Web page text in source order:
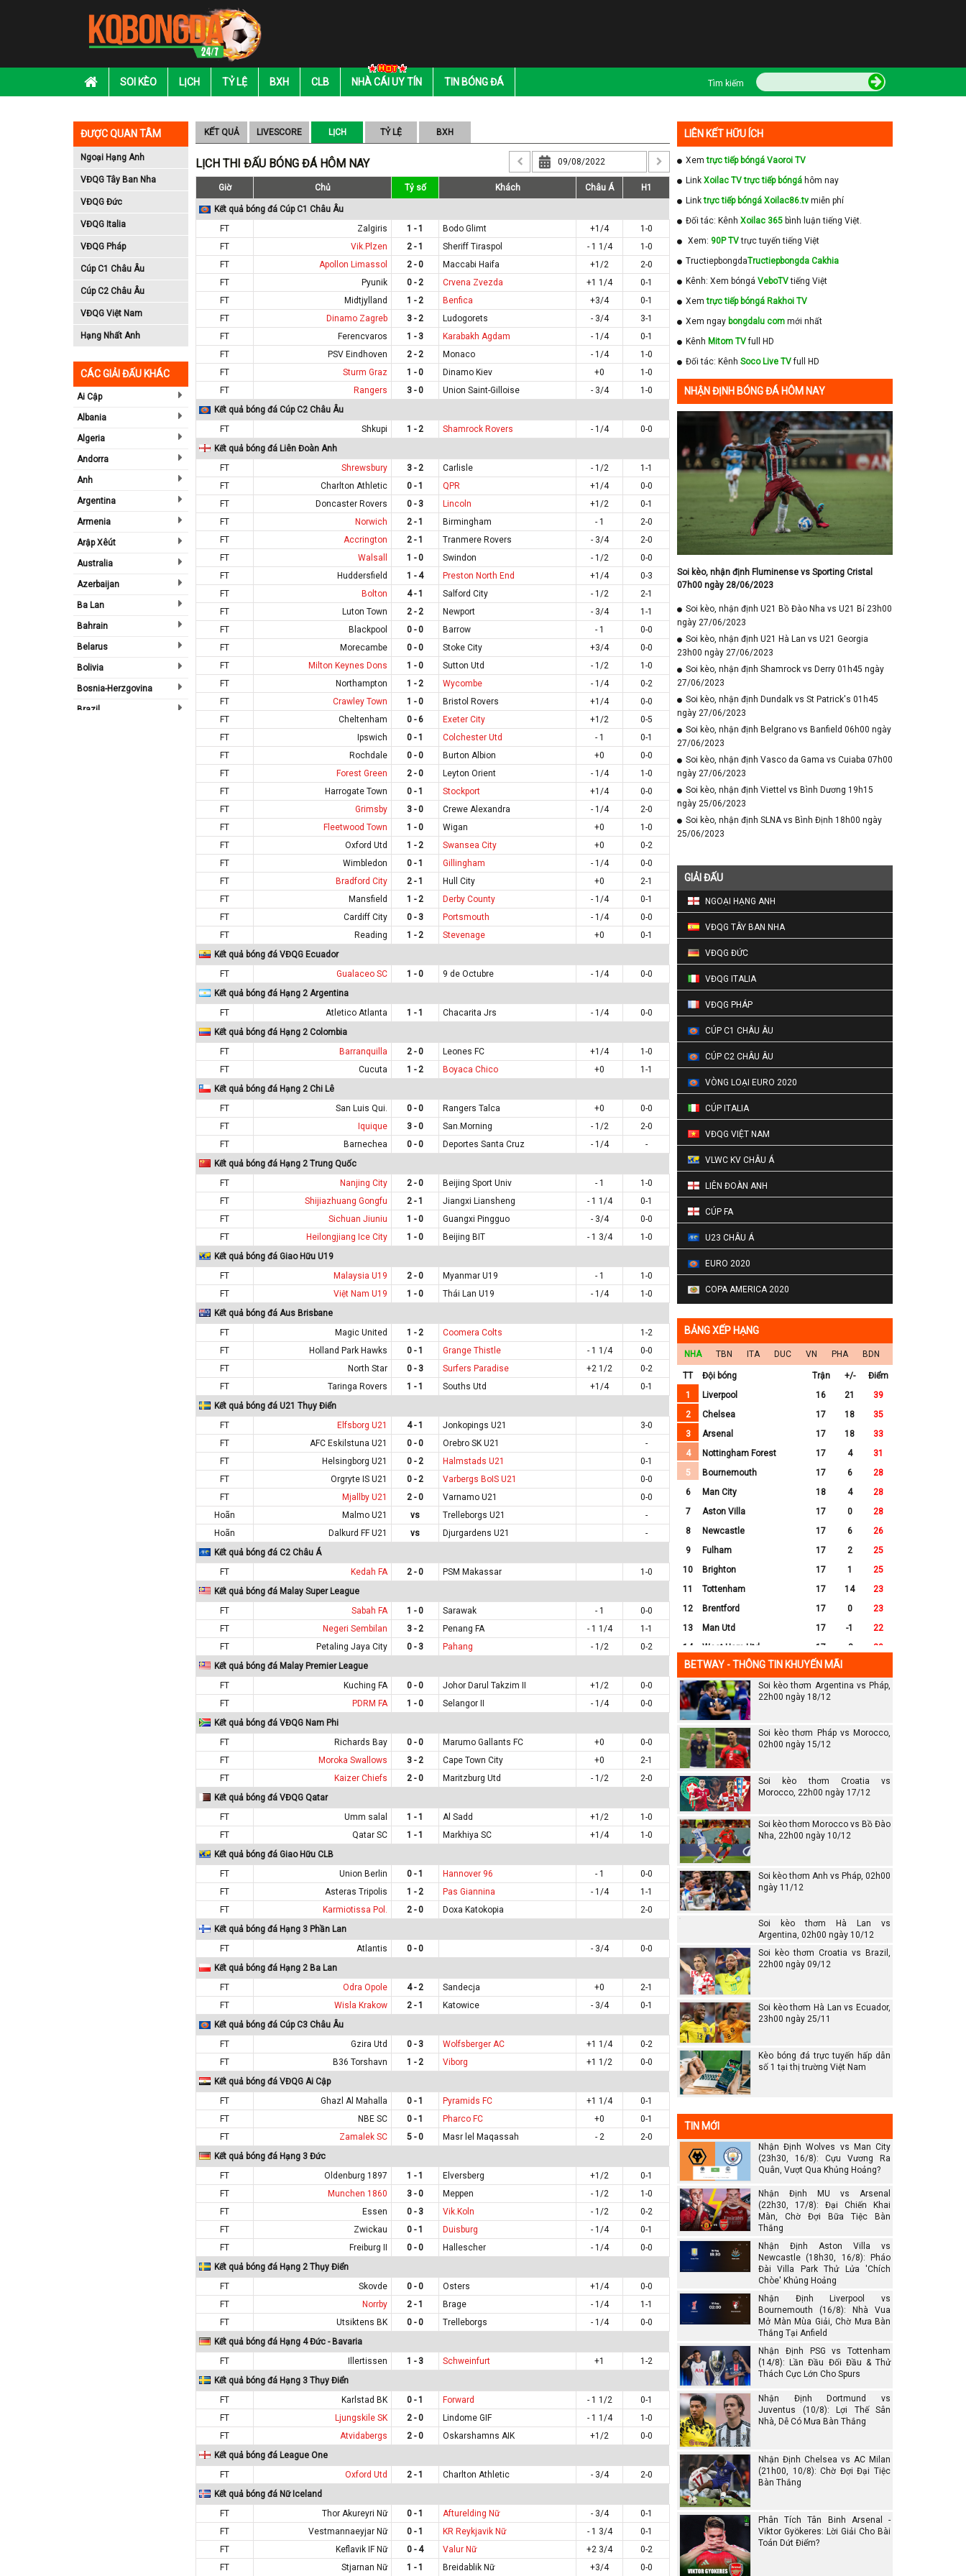
SOI KÈO LỊCH TỶ LỆ BXH CLB NHÀ CÁI UY TÍN TIN BÓNG ĐÁ Tìm kiếm
ĐƯỢC QUAN TÂM
Ngoại Hạng Anh
VĐQG Tây Ban Nha
VĐQG Đức
VĐQG Italia
VĐQG Pháp
Cúp C1 Châu Âu
Cúp C2 Châu Âu
VĐQG Việt Nam
Hạng Nhất Anh
CÁC GIẢI ĐẤU KHÁC
Ai Cập
Albania
Algeria
Andorra
Anh
Argentina
Armenia
Arập Xêút
Australia
Azerbaijan
Ba Lan
Bahrain
Belarus
Bolivia
Bosnia-Herzgovina
Brazil
KẾT QUẢ LIVESCORE LỊCH TỶ LỆ BXH
LỊCH THI ĐẤU BÓNG ĐÁ HÔM NAY
Giờ Chủ Tỷ số Khách Châu Á H1
Kết quả bóng đá Cúp C1 Châu Âu
FT
Zalgiris 1 - 1 Bodo Glimt +1/4
1-0
FT
Vik.Plzen 2 - 1 Sheriff Tiraspol - 1 1/4
1-0
FT
Apollon Limassol 2 - 0 Maccabi Haifa +1/2
2-0
FT
Pyunik 0 - 2 Crvena Zvezda +1 1/4
0-1
FT
Midtjylland 1 - 2 Benfica +3/4
0-1
FT
Dinamo Zagreb 3 - 2 Ludogorets - 3/4
3-1
FT
Ferencvaros 1 - 3 Karabakh Agdam - 1/4
0-1
FT
PSV Eindhoven 2 - 2 Monaco - 1/4
1-0
FT
Sturm Graz 1 - 0 Dinamo Kiev +0
1-0
FT
Rangers 3 - 0 Union Saint-Gilloise - 3/4
1-0
Kết quả bóng đá Cúp C2 Châu Âu
FT
Shkupi 1 - 2 Shamrock Rovers - 1/4
0-0
Kết quả bóng đá Liên Đoàn Anh
FT
Shrewsbury 3 - 2 Carlisle - 1/2
1-1
FT
Charlton Athletic 0 - 1 QPR +1/4
0-0
FT
Doncaster Rovers 0 - 3 Lincoln +1/2
0-1
FT
Norwich 2 - 1 Birmingham - 1
2-0
FT
Accrington 2 - 1 Tranmere Rovers - 3/4
2-0
FT
Walsall 1 - 0 Swindon - 1/2
0-0
FT
Huddersfield 1 - 4 Preston North End +1/4
0-3
FT
Bolton 4 - 1 Salford City - 1/2
2-1
FT
Luton Town 2 - 2 Newport - 3/4
1-1
FT
Blackpool 0 - 0 Barrow - 1
0-0
FT
Morecambe 0 - 0 Stoke City +3/4
0-0
FT
Milton Keynes Dons 1 - 0 Sutton Utd - 1/2
1-0
FT
Northampton 1 - 2 Wycombe - 1/4
0-2
FT
Crawley Town 1 - 0 Bristol Rovers +1/4
0-0
FT
Cheltenham 0 - 6 Exeter City +1/2
0-5
FT
Ipswich 0 - 1 Colchester Utd - 1
0-1
FT
Rochdale 0 - 0 Burton Albion +0
0-0
FT
Forest Green 2 - 0 Leyton Orient - 1/4
1-0
FT
Harrogate Town 0 - 1 Stockport +1/4
0-0
FT
Grimsby 3 - 0 Crewe Alexandra - 1/4
2-0
FT
Fleetwood Town 1 - 0 Wigan +0
1-0
FT
Oxford Utd 1 - 2 Swansea City +0
0-2
FT
Wimbledon 0 - 1 Gillingham - 1/4
0-0
FT
Bradford City 2 - 1 Hull City +0
2-1
FT
Mansfield 1 - 2 Derby County - 1/4
0-1
FT
Cardiff City 0 - 3 Portsmouth - 1/4
0-0
FT
Reading 1 - 2 Stevenage +0
0-1
Kết quả bóng đá VĐQG Ecuador
FT
Gualaceo SC 1 - 0 9 de Octubre - 1/4
0-0
Kết quả bóng đá Hạng 2 Argentina
FT
Atletico Atlanta 1 - 1 Chacarita Jrs - 1/4
0-0
Kết quả bóng đá Hạng 2 Colombia
FT
Barranquilla 2 - 0 Leones FC +1/4
1-0
FT
Cucuta 1 - 2 Boyaca Chico +0
1-1
Kết quả bóng đá Hạng 2 Chi Lê
FT
San Luis Qui. 0 - 0 Rangers Talca +0
0-0
FT
Iquique 3 - 0 San.Morning - 1/2
2-0
FT
Barnechea 0 - 0 Deportes Santa Cruz - 1/4
-
Kết quả bóng đá Hạng 2 Trung Quốc
FT
Nanjing City 2 - 0 Beijing Sport Univ - 1
1-0
FT
Shijiazhuang Gongfu 2 - 1 Jiangxi Liansheng - 1 1/4
0-1
FT
Sichuan Jiuniu 1 - 0 Guangxi Pingguo - 3/4
0-0
FT
Heilongjiang Ice City 1 - 0 Beijing BIT - 1 3/4
1-0
Kết quả bóng đá Giao Hữu U19
FT
Malaysia U19 2 - 0 Myanmar U19 - 1
1-0
FT
Việt Nam U19 1 - 0 Thái Lan U19 - 1/4
1-0
Kết quả bóng đá Aus Brisbane
FT
Magic United 1 - 2 Coomera Colts
1-2
FT
Holland Park Hawks 0 - 1 Grange Thistle - 1 1/4
0-0
FT
North Star 0 - 3 Surfers Paradise +2 1/2
0-2
FT
Taringa Rovers 1 - 1 Souths Utd +1/4
0-1
Kết quả bóng đá U21 Thụy Điển
FT
Elfsborg U21 4 - 1 Jonkopings U21
3-0
FT
AFC Eskilstuna U21 0 - 0 Orebro SK U21
-
FT
Helsingborg U21 0 - 2 Halmstads U21
0-1
FT
Orgryte IS U21 0 - 2 Varbergs BoIS U21
0-0
FT
Mjallby U21 2 - 0 Varnamo U21
0-0
Hoãn
Malmo U21 vs Trelleborgs U21
-
Hoãn
Dalkurd FF U21 vs Djurgardens U21
-
Kết quả bóng đá C2 Châu Á
FT
Kedah FA 2 - 0 PSM Makassar
1-0
Kết quả bóng đá Malay Super League
FT
Sabah FA 1 - 0 Sarawak - 1
0-0
FT
Negeri Sembilan 3 - 2 Penang FA - 1 1/4
1-1
FT
Petaling Jaya City 0 - 3 Pahang - 1/2
0-2
Kết quả bóng đá Malay Premier League
FT
Kuching FA 0 - 0 Johor Darul Takzim II +1/2
0-0
FT
PDRM FA 1 - 0 Selangor II - 1/4
0-0
Kết quả bóng đá VĐQG Nam Phi
FT
Richards Bay 0 - 0 Marumo Gallants FC +0
0-0
FT
Moroka Swallows 3 - 2 Cape Town City +0
2-1
FT
Kaizer Chiefs 2 - 0 Maritzburg Utd - 1/2
2-0
Kết quả bóng đá VĐQG Qatar
FT
Umm salal 1 - 1 Al Sadd +1/2
1-0
FT
Qatar SC 1 - 1 Markhiya SC +1/4
1-0
Kết quả bóng đá Giao Hữu CLB
FT
Union Berlin 0 - 1 Hannover 96 - 1
0-0
FT
Asteras Tripolis 1 - 2 Pas Giannina - 1/4
1-1
FT
Karmiotissa Pol. 2 - 0 Doxa Katokopia
2-0
Kết quả bóng đá Hạng 3 Phần Lan
FT
Atlantis 0 - 0 - 3/4
0-0
Kết quả bóng đá Hạng 2 Ba Lan
FT
Odra Opole 4 - 2 Sandecja +0
2-1
FT
Wisla Krakow 2 - 1 Katowice - 3/4
0-1
Kết quả bóng đá Cúp C3 Châu Âu
FT
Gzira Utd 0 - 3 Wolfsberger AC +1 1/4
0-2
FT
B36 Torshavn 1 - 2 Viborg +1 1/2
0-0
Kết quả bóng đá VĐQG Ai Cập
FT
Ghazl Al Mahalla 0 - 1 Pyramids FC +1 1/4
0-1
FT
NBE SC 0 - 1 Pharco FC +0
0-1
FT
Zamalek SC 5 - 0 Masr lel Maqassah - 2
2-0
Kết quả bóng đá Hạng 3 Đức
FT
Oldenburg 1897 1 - 1 Elversberg +1/2
0-1
FT
Munchen 1860 3 - 0 Meppen - 1/2
1-0
FT
Essen 0 - 3 Vik.Koln - 1/2
0-2
FT
Zwickau 0 - 1 Duisburg - 1/4
0-1
FT
Freiburg II 0 - 0 Hallescher - 1/4
0-0
Kết quả bóng đá Hạng 2 Thụy Điển
FT
Skovde 0 - 0 Osters +1/4
0-0
FT
Norrby 2 - 1 Brage - 1/4
1-1
FT
Utsiktens BK 0 - 0 Trelleborgs - 1/4
0-0
Kết quả bóng đá Hạng 4 Đức - Bavaria
FT
Illertissen 1 - 3 Schweinfurt +1
1-2
Kết quả bóng đá Hạng 3 Thụy Điển
FT
Karlstad BK 0 - 1 Forward - 1 1/2
0-1
FT
Ljungskile SK 2 - 0 Lindome GIF - 1 1/4
1-0
FT
Atvidabergs 2 - 0 Oskarshamns AIK +1/2
0-0
Kết quả bóng đá League One
FT
Oxford Utd 2 - 1 Charlton Athletic - 3/4
2-0
Kết quả bóng đá Nữ Iceland
FT
Thor Akureyri Nữ 0 - 1 Afturelding Nữ - 3/4
0-1
FT
Vestmannaeyjar Nữ 0 - 1 KR Reykjavik Nữ - 1 3/4
0-1
FT
Keflavik IF Nữ 0 - 4 Valur Nữ +2 3/4
0-2
FT
Stjarnan Nữ 1 - 1 Breidablik Nữ +3/4 0-0
LIÊN KẾT HỮU ÍCH
Xemtrực tiếp bóngá Vaoroi TV
Link Xoilac TV trực tiếp bóngá hôm nay
Linktrực tiếp bóngá Xoilac86.tv miễn phí
Đối tác: Kênh Xoilac 365 bình luận tiếng Việt.
Xem: 90P TVtrực tuyến tiếng Việt
TructiepbongdaTructiepbongda Cakhia
Kênh: Xem bóngá VeboTVtiếng Việt
Xemtrực tiếp bóngá Rakhoi TV
Xem ngay bongdalu com mới nhất
Kênh Mitom TVfull HD
Đối tác: Kênh Soco Live TVfull HD
NHẬN ĐỊNH BÓNG ĐÁ HÔM NAY
Soi kèo, nhận định Fluminense vs Sporting Cristal
07h00 ngày 28/06/2023
Soi kèo, nhận định U21 Bồ Đào Nha vs U21 Bỉ 23h00
ngày 27/06/2023
Soi kèo, nhận định U21 Hà Lan vs U21 Georgia
23h00 ngày 27/06/2023
Soi kèo, nhận định Shamrock vs Derry 01h45 ngày
27/06/2023
Soi kèo, nhận định Dundalk vs St Patrick's 01h45
ngày 27/06/2023
Soi kèo, nhận định Belgrano vs Banfield 06h00 ngày
27/06/2023
Soi kèo, nhận định Vasco da Gama vs Cuiaba 07h00
ngày 27/06/2023
Soi kèo, nhận định Viettel vs Bình Dương 19h15
ngày 25/06/2023
Soi kèo, nhận định SLNA vs Bình Định 18h00 ngày
25/06/2023
GIẢI ĐẤU
NGOẠI HẠNG ANH
VĐQG TÂY BAN NHA
VĐQG ĐỨC
VĐQG ITALIA
VĐQG PHÁP
CÚP C1 CHÂU ÂU
CÚP C2 CHÂU ÂU
VÒNG LOẠI EURO 2020
CÚP ITALIA
VĐQG VIỆT NAM
VLWC KV CHÂU Á
LIÊN ĐOÀN ANH
CÚP FA
U23 CHÂU Á
EURO 2020
COPA AMERICA 2020
BẢNG XẾP HẠNG
NHA TBN ITA DUC VN PHA BDN
TT Đội bóng Trận +/-
Điểm
1
Liverpool 16 21
39
2
Chelsea 17 18
35
3
Arsenal 17 18
33
4
Nottingham Forest 17 4
31
5
Bournemouth 17 6
28
6
Man City 18 4
28
7
Aston Villa 17 0
28
8
Newcastle 17 6
26
9
Fulham 17 2
25
10
Brighton 17 1
25
11
Tottenham 17 14
23
12
Brentford 17 0
23
13
Man Utd 17 -1
22
14
West Ham Utd 17 -8
20
15
Everton 17
16
Crystal Palace 17 -8
16
17
Leicester City
18
Ipswich
19
Wolves 17
20
Southampton
BETWAY - THÔNG TIN KHUYẾN MÃI
Soi kèo thơm Argentina vs Pháp,
22h00 ngày 18/12
Soi kèo thơm Pháp vs Morocco,
02h00 ngày 15/12
Soi kèo thơm Croatia vs
Morocco, 22h00 ngày 17/12
Soi kèo thơm Morocco vs Bồ Đào
Nha, 22h00 ngày 10/12
Soi kèo thơm Anh vs Pháp, 02h00
ngày 11/12
Soi kèo thơm Hà Lan vs
Argentina, 02h00 ngày 10/12
Soi kèo thơm Croatia vs Brazil,
22h00 ngày 09/12
Soi kèo thơm Hà Lan vs Ecuador,
23h00 ngày 25/11
Kèo bóng đá trực tuyến hấp dẫn
số 1 tại thị trường Việt Nam
TIN MỚI
Nhận Định Wolves vs Man City
(23h30, 16/8): Cựu Vương Ra
Quân, Vượt Qua Khủng Hoảng?
Nhận Định MU vs Arsenal
(22h30, 17/8): Đại Chiến Khai
Màn, Chờ Đợi Bữa Tiệc Bàn
Thắng
Nhận Định Aston Villa vs
Newcastle (18h30, 16/8): Pháo
Đài Villa Park Thử Lửa 'Chích
Chòe' Khủng Hoảng
Nhận Định Liverpool vs
Bournemouth (16/8): Nhà Vua
Mở Màn Mùa Giải, Chờ Mưa Bàn
Thắng Tại Anfield
Nhận Định PSG vs Tottenham
(14/8): Lần Đầu Đối Đầu & Thử
Thách Cực Lớn Cho Spurs
Nhận Định Dortmund vs
Juventus (10/8): Lợi Thế Sân
Nhà, Dễ Có Mưa Bàn Thắng
Nhận Định Chelsea vs AC Milan
(21h00, 10/8): Chờ Đợi Đại Tiệc
Bàn Thắng
Phân Tích Tân Binh Arsenal -
Viktor Gyökeres: Lời Giải Cho Bài
Toán Dứt Điểm?